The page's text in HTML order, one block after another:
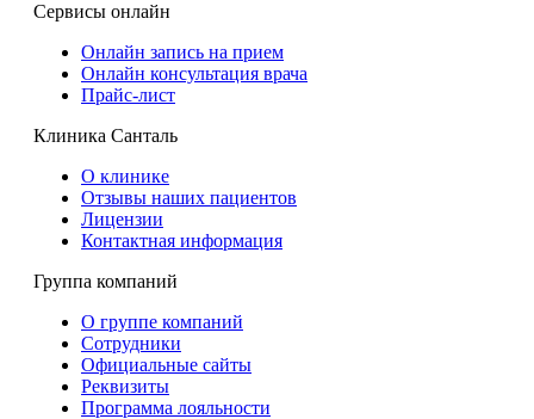
Сервисы онлайн
Онлайн запись на прием
Онлайн консультация врача
Прайс-лист
Клиника Санталь
О клинике
Отзывы наших пациентов
Лицензии
Контактная информация
Группа компаний
О группе компаний
Сотрудники
Официальные сайты
Реквизиты
Программа лояльности